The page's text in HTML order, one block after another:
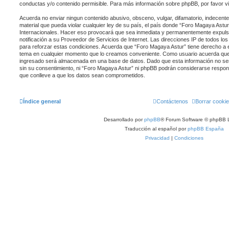
conductas y/o contenido permisible. Para más información sobre phpBB, por favor
Acuerda no enviar ningun contenido abusivo, obsceno, vulgar, difamatorio,
material que pueda violar cualquier ley de su país, el país donde “Foro Magaya
Internacionales. Hacer eso provocará que sea inmediata y permanentemente
notificación a su Proveedor de Servicios de Internet. Las direcciones IP de todos
para reforzar estas condiciones. Acuerda que “Foro Magaya Astur” tiene derecho a
tema en cualquier momento que lo creamos conveniente. Como usuario acuerda
ingresado será almacenada en una base de datos. Dado que esta información no
sin su consentimiento, ni “Foro Magaya Astur” ni phpBB podrán considerarse
que conlleve a que los datos sean comprometidos.
Índice general Borrar
Contáctenos
Desarrollado porphpBB® Forum Software © phpBB
Traducción al español porphpBB España
Privacidad | Condiciones